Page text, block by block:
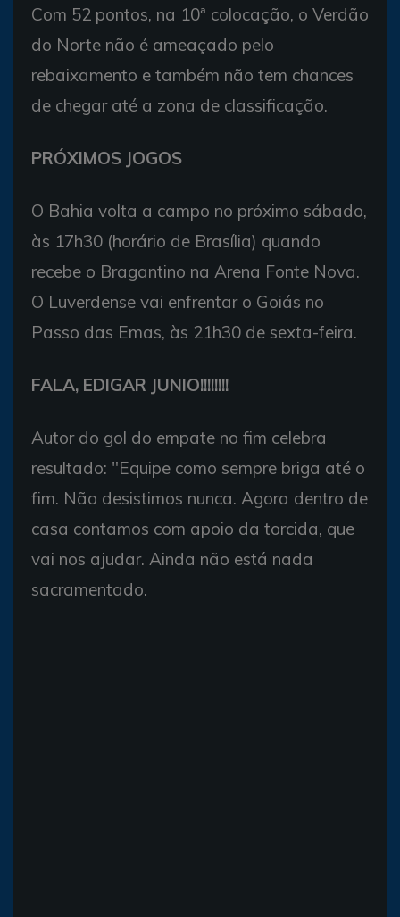
Com 52 pontos, na 10ª colocação, o Verdão
do Norte não é ameaçado pelo
rebaixamento e também não tem chances
de chegar até a zona de classificação.
PRÓXIMOS JOGOS
O Bahia volta a campo no próximo sábado,
às 17h30 (horário de Brasília) quando
recebe o Bragantino na Arena Fonte Nova.
O Luverdense vai enfrentar o Goiás no
Passo das Emas, às 21h30 de sexta-feira.
FALA, EDIGAR JUNIO!!!!!!!!
Autor do gol do empate no fim celebra
resultado: "Equipe como sempre briga até o
fim. Não desistimos nunca. Agora dentro de
casa contamos com apoio da torcida, que
vai nos ajudar. Ainda não está nada
sacramentado.